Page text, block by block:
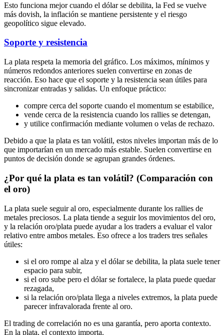
Esto funciona mejor cuando el dólar se debilita, la Fed se vuelve
más dovish, la inflación se mantiene persistente y el riesgo
geopolítico sigue elevado.
Soporte y resistencia
La plata respeta la memoria del gráfico. Los máximos, mínimos y
números redondos anteriores suelen convertirse en zonas de
reacción. Eso hace que el soporte y la resistencia sean útiles para
sincronizar entradas y salidas. Un enfoque práctico:
compre cerca del soporte cuando el momentum se estabilice,
vende cerca de la resistencia cuando los rallies se detengan,
y utilice confirmación mediante volumen o velas de rechazo.
Debido a que la plata es tan volátil, estos niveles importan más de lo
que importarían en un mercado más estable. Suelen convertirse en
puntos de decisión donde se agrupan grandes órdenes.
¿Por qué la plata es tan volátil? (Comparación con
el oro)
La plata suele seguir al oro, especialmente durante los rallies de
metales preciosos. La plata tiende a seguir los movimientos del oro,
y la relación oro/plata puede ayudar a los traders a evaluar el valor
relativo entre ambos metales. Eso ofrece a los traders tres señales
útiles:
si el oro rompe al alza y el dólar se debilita, la plata suele tener
espacio para subir,
si el oro sube pero el dólar se fortalece, la plata puede quedar
rezagada,
si la relación oro/plata llega a niveles extremos, la plata puede
parecer infravalorada frente al oro.
El trading de correlación no es una garantía, pero aporta contexto.
En la plata, el contexto importa.